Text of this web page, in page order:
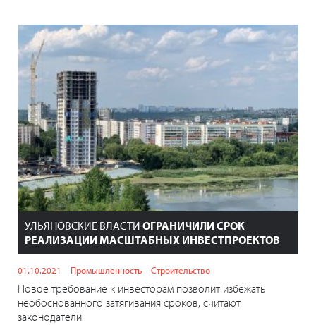
УЛЬЯНОВСКИЕ ВЛАСТИ ОГРАНИЧИЛИ СРОК
РЕАЛИЗАЦИИ МАСШТАБНЫХ ИНВЕСТПРОЕКТОВ
01.10.2021 Промышленность Строительство
Новое требование к инвесторам позволит избежать
необоснованного затягивания сроков, считают
законодатели.